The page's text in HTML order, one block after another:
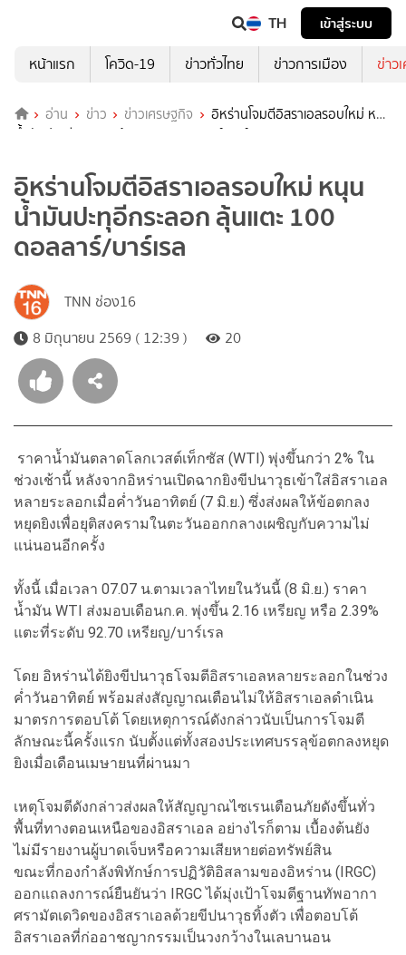
TH
เข้าสู่ระบบ
หน้าแรก
โควิด-19 ข่าวทั่วไทย ข่าวการเมือง ข่าว
อ่าน ข่าว ข่าวเศรษฐกิจ
อิหร่านโจมตีอิสราเอลรอบใหม่ หนุน
น้ำมันปะทุอีกระลอก ลุ้นแตะ 100 ดอลลาร์/บาร์เรล
อิหร่านโจมตีอิสราเอลรอบใหม่ หนุน
น้ำมันปะทุอีกระลอก ลุ้นแตะ 100
ดอลลาร์/บาร์เรล
TNN ช่อง16
8 มิถุนายน 2569 ( 12:39 )
20
ราคาน้ำมันตลาดโลกเวสต์เท็กซัส (WTI) พุ่งขึ้นกว่า 2% ใน
ช่วงเช้านี้ หลังจากอิหร่านเปิดฉากยิงขีปนาวุธเข้าใส่อิสราเอล
หลายระลอกเมื่อค่ำวันอาทิตย์ (7 มิ.ย.) ซึ่งส่งผลให้ข้อตกลง
หยุดยิงเพื่อยุติสงครามในตะวันออกกลางเผชิญกับความไม่
แน่นอนอีกครั้ง
ทั้งนี้ เมื่อเวลา 07.07 น.ตามเวลาไทยในวันนี้ (8 มิ.ย.) ราคา
น้ำมัน WTI ส่งมอบเดือนก.ค. พุ่งขึ้น 2.16 เหรียญ หรือ 2.39%
แตะที่ระดับ 92.70 เหรียญ/บาร์เรล
โดย อิหร่านได้ยิงขีปนาวุธโจมตีอิสราเอลหลายระลอกในช่วง
ค่ำวันอาทิตย์ พร้อมส่งสัญญาณเตือนไม่ให้อิสราเอลดำเนิน
มาตรการตอบโต้ โดยเหตุการณ์ดังกล่าวนับเป็นการโจมตี
ลักษณะนี้ครั้งแรก นับตั้งแต่ทั้งสองประเทศบรรลุข้อตกลงหยุด
ยิงเมื่อเดือนเมษายนที่ผ่านมา
เหตุโจมตีดังกล่าวส่งผลให้สัญญาณไซเรนเตือนภัยดังขึ้นทั่ว
พื้นที่ทางตอนเหนือของอิสราเอล อย่างไรก็ตาม เบื้องต้นยัง
ไม่มีรายงานผู้บาดเจ็บหรือความเสียหายต่อทรัพย์สิน
ขณะที่กองกำลังพิทักษ์การปฏิวัติอิสลามของอิหร่าน (IRGC)
ออกแถลงการณ์ยืนยันว่า IRGC ได้มุ่งเป้าโจมตีฐานทัพอากา
ศรามัตเดวิดของอิสราเอลด้วยขีปนาวุธทิ้งตัว เพื่อตอบโต้
อิสราเอลที่ก่ออาชญากรรมเป็นวงกว้างในเลบานอน